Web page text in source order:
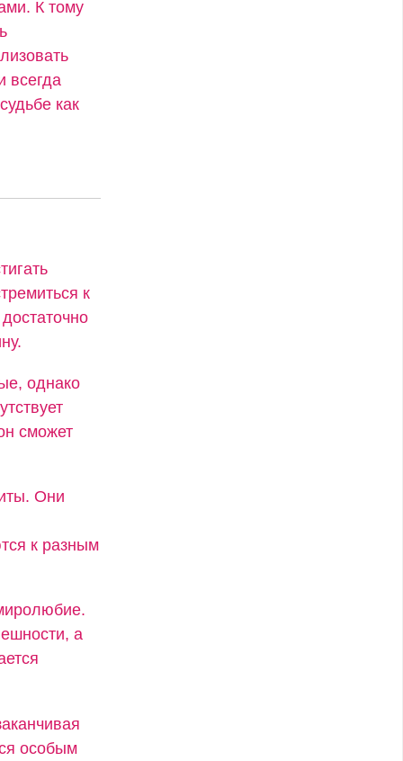
К тому
всегда
как
к
однако
сможет
Они
к разным
а
особым